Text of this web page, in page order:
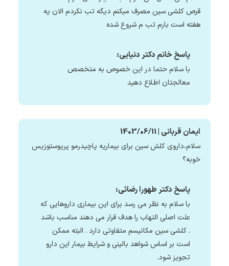
قرص کلشی سین مصرف میکنم دیگه تب نکردم الان یه
هفته است بارم تب م شروع شده
پاسخ خانم دکتر دنیایی:
با سلام حتما در این خصوص به متخصص
معالجتان اطلاع دهید
ایمان قربانی | 1403/06/11
سلام،داروی کلش سین برای بیماریه پاچیدرمو پریوستوزیس
خوبه؟
پاسخ دکتر طهورا رضائی:
با سلام به نظر می رسد برای این بیماری داروهایی که
علت اصلی التهاب را هدف قرار می دهند مناسب باشد
. کلشی سین مکانیسم متفاوتی دارد . البته ممکن
است بر اساس شواهد بالینی و شرایط بیمار این دارو
تجویز شود.